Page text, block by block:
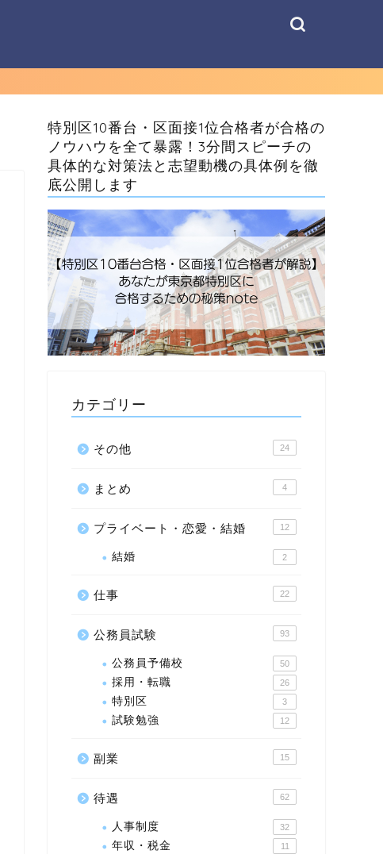
特別区10番台・区面接1位合格者が合格の
ノウハウを全て暴露！3分間スピーチの
具体的な対策法と志望動機の具体例を徹
底公開します
カテゴリー
その他 24
まとめ 4
プライベート・恋愛・結婚 12
結婚 2
仕事 22
公務員試験 93
公務員予備校 50
採用・転職 26
特別区 3
試験勉強 12
副業 15
待遇 62
人事制度 32
年収・税金 11